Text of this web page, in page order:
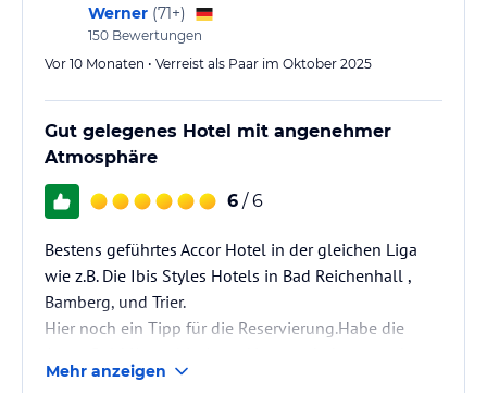
Hinweis: Allgemeine und unverbindliche
Hoteliers-/Veranstalter-/Kataloginformationen. Alle Angaben
lies vor der Buchung die verbindlichen Angebotsdetailsdes
jeweiligen Veranstalters.
Werner (71+)
150 Bewertungen
Vor 10 Monaten • Verreist als Paar im Oktober 2025
Gut gelegenes Hotel mit angenehmer
Atmosphäre
6 / 6
Bestens geführtes Accor Hotel in der gleichen Liga
wie z.B. Die Ibis Styles Hotels in Bad Reichenhall ,
Bamberg, und Trier.
Hier noch ein Tipp für die Reservierung.Habe die
trotzdem nicht die besten Preise ( traurig ) habe also
Mehr anzeigen